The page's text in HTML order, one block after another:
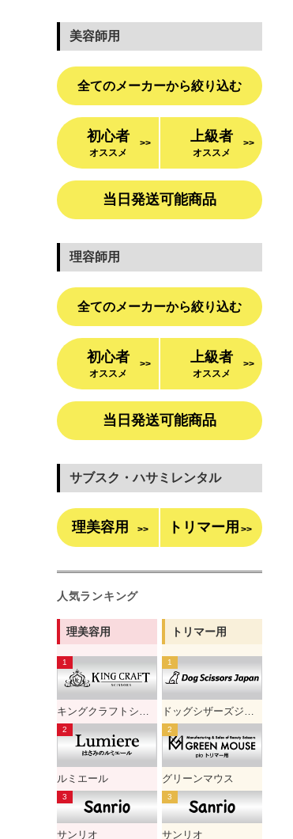
美容師用
全てのメーカーから絞り込む
初心者
オススメ
>> 上級者
オススメ
>>
当日発送可能商品
理容師用
全てのメーカーから絞り込む
初心者
オススメ
>> 上級者
オススメ
>>
当日発送可能商品
サブスク・ハサミレンタル
理美容用 >> トリマー用 >>
人気ランキング
理美容用
キングクラフトシザー
ルミエール
サンリオ
トリマー用
ドッグシザーズジャパン
グリーンマウス
サンリオ